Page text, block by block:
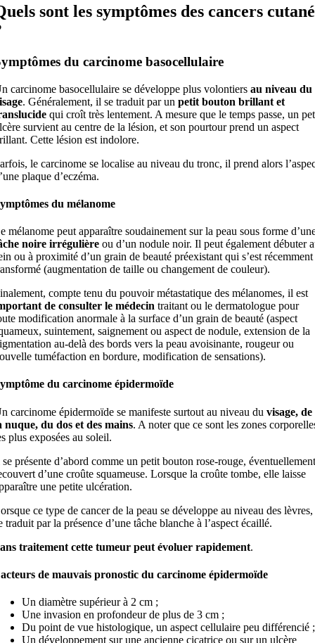
sont les symptômes des cancers
du carcinome basocellulaire
carcinome basocellulaire se développe plus volontiers au niveau du
. Généralement, il se traduit par un petit bouton brillant et
qui croît très lentement. A mesure que le temps passe, un
survient au centre de la lésion, et son pourtour prend un aspect
Cette lésion est indolore.
le carcinome se localise au niveau du tronc, il prend alors
plaque d’eczéma.
du mélanome
mélanome peut apparaître soudainement sur la peau sous forme
noire irrégulièreou d’un nodule noir. Il peut également débuter
ou à proximité d’un grain de beauté préexistant qui s’est récemment
(augmentation de taille ou changement de couleur).
compte tenu du pouvoir métastatique des mélanomes, il est
de consulter le médecin traitant ou le dermatologue pour
modification anormale à la surface d’un grain de beauté (aspect
suintement, saignement ou aspect de nodule, extension de la
au-delà des bords vers la peau avoisinante, rougeur ou
tuméfaction en bordure, modification de sensations).
du carcinome épidermoïde
carcinome épidermoïde se manifeste surtout au niveau du visage, de
nuque, du dos et des mains. A noter que ce sont les zones
plus exposées au soleil.
présente d’abord comme un petit bouton rose-rouge, éventuellement
d’une croûte squameuse. Lorsque la croûte tombe, elle laisse
une petite ulcération.
ce type de cancer de la peau se développe au niveau des
traduit par la présence d’une tâche blanche à l’aspect écaillé.
traitement cette tumeur peut évoluer rapidement.
de mauvais pronostic du carcinome épidermoïde
Un diamètre supérieur à 2 cm ;
Une invasion en profondeur de plus de 3 cm ;
Du point de vue histologique, un aspect cellulaire peu différencié ;
Un développement sur une ancienne cicatrice ou sur un ulcère